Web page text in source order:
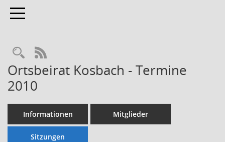
Toggle navigation
Rechercheauswahl
RSS-Feed
Ortsbeirat Kosbach - Termine
2010
Informationen Mitglieder
Sitzungen